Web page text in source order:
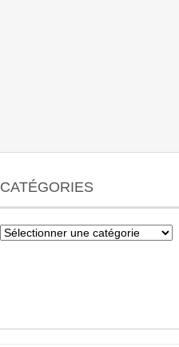
CATÉGORIES
Catégories